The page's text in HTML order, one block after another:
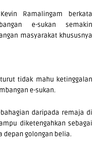
Ramalingam berkata
e-sukan semakin
masyarakat khususnya
tidak mahu ketinggalan
e-sukan.
daripada remaja di
diketengahkan sebagai
golongan belia.